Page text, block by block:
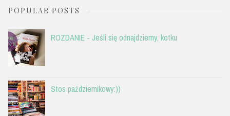
POPULAR POSTS
ROZDANIE - Jeśli się odnajdziemy, kotku
Stos październikowy:))